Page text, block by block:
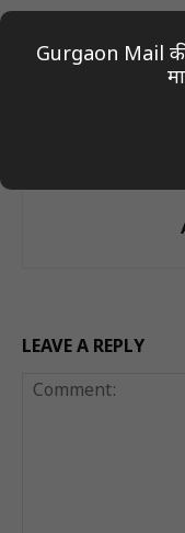
LEAVE A REPLY
Gurgaon Mail